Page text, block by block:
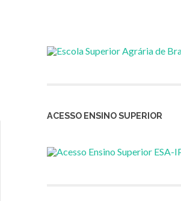
ACESSO ENSINO SUPERIOR